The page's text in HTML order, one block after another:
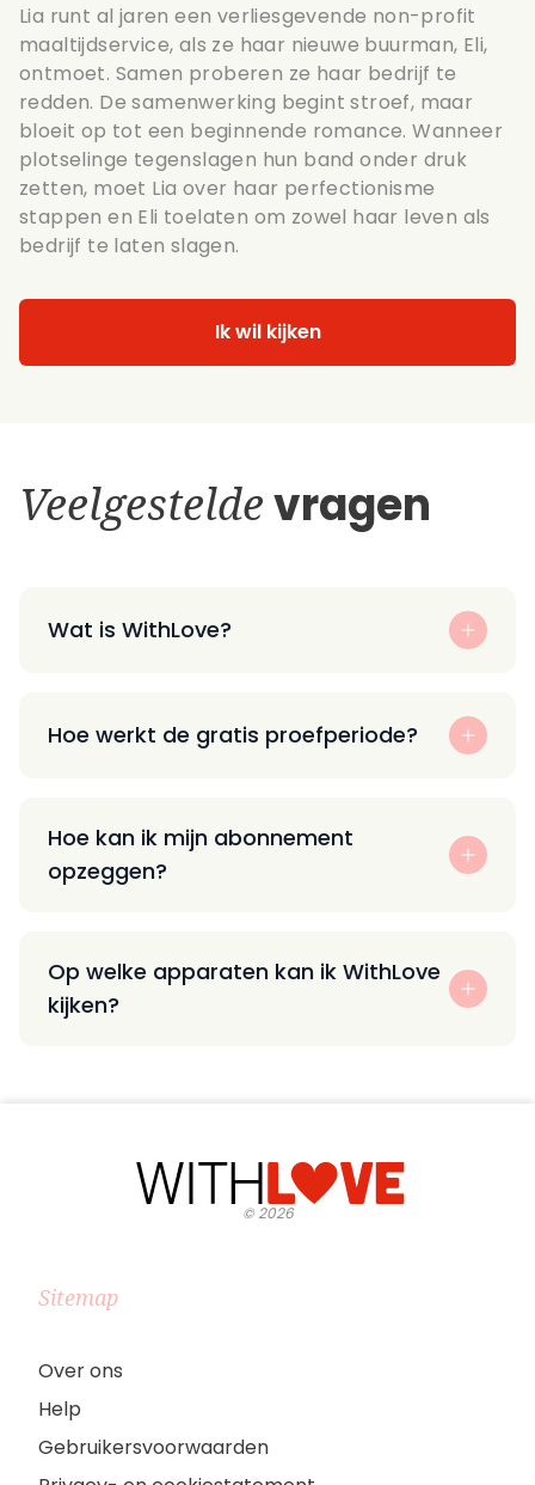
Lia runt al jaren een verliesgevende non-profit
maaltijdservice, als ze haar nieuwe buurman, Eli,
ontmoet. Samen proberen ze haar bedrijf te
redden. De samenwerking begint stroef, maar
bloeit op tot een beginnende romance. Wanneer
plotselinge tegenslagen hun band onder druk
zetten, moet Lia over haar perfectionisme
stappen en Eli toelaten om zowel haar leven als
bedrijf te laten slagen.
Ik wil kijken
Veelgesteldevragen
Wat is WithLove?
Hoe werkt de gratis proefperiode?
Hoe kan ik mijn abonnement
opzeggen?
Op welke apparaten kan ik WithLove
kijken?
©2026
Sitemap
Over ons
Help
Gebruikersvoorwaarden